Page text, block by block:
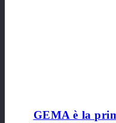
GEMA è la